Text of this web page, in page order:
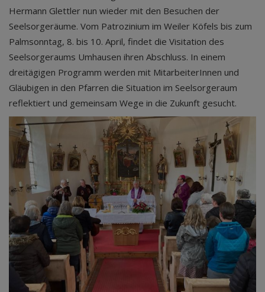
Hermann Glettler nun wieder mit den Besuchen der
Seelsorgeräume. Vom Patrozinium im Weiler Köfels bis zum
Palmsonntag, 8. bis 10. April, findet die Visitation des
Seelsorgeraums Umhausen ihren Abschluss. In einem
dreitägigen Programm werden mit MitarbeiterInnen und
Gläubigen in den Pfarren die Situation im Seelsorgeraum
reflektiert und gemeinsam Wege in die Zukunft gesucht.